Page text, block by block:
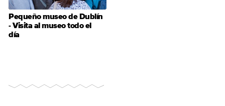
Pequeño museo de Dublín
- Visita al museo todo el
día